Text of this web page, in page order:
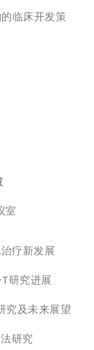
临床开发策
室
疗新发展
研究进展
究及未来展望
研究